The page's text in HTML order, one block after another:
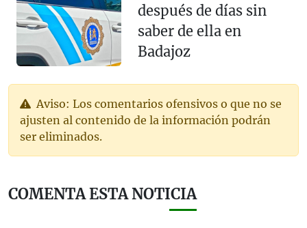
después de días sin
saber de ella en
Badajoz
Aviso: Los comentarios ofensivos o que no se
ajusten al contenido de la información podrán
ser eliminados.
COMENTA ESTA NOTICIA